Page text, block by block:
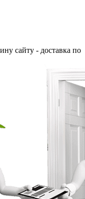
сайту - доставка по